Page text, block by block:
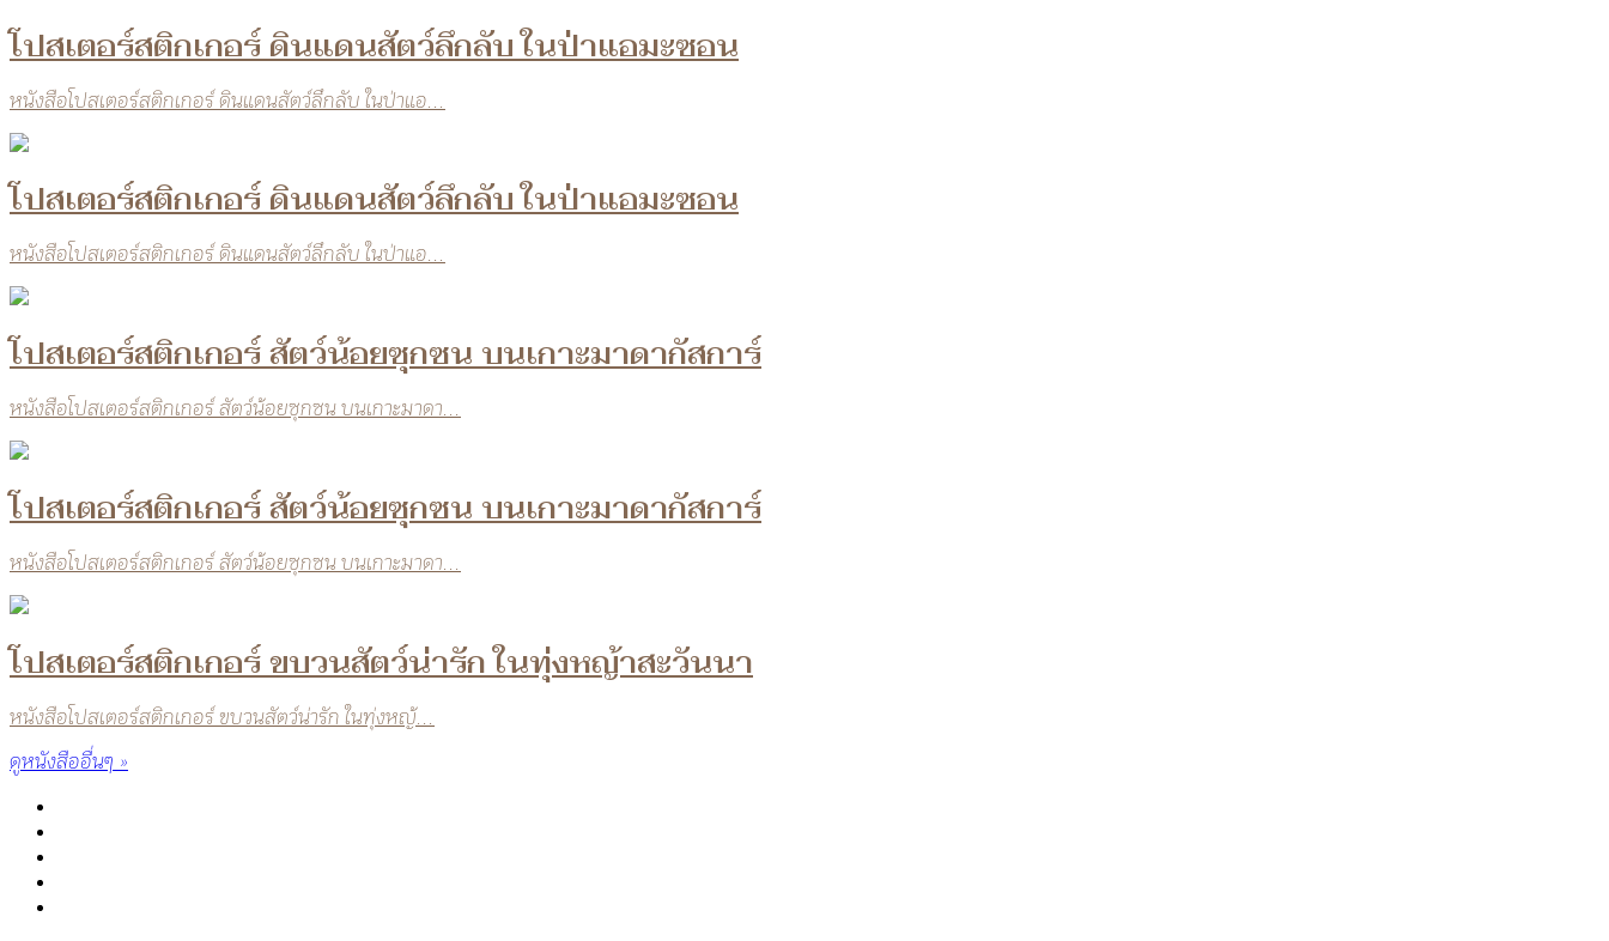
โปสเตอร์สติกเกอร์ ดินแดนสัตว์ลึกลับ ในป่าแอมะซอน
หนังสือโปสเตอร์สติกเกอร์ ดินแดนสัตว์ลึกลับ ในป่าแอ...
โปสเตอร์สติกเกอร์ ดินแดนสัตว์ลึกลับ ในป่าแอมะซอน
หนังสือโปสเตอร์สติกเกอร์ ดินแดนสัตว์ลึกลับ ในป่าแอ...
โปสเตอร์สติกเกอร์ สัตว์น้อยซุกซน บนเกาะมาดากัสการ์
หนังสือโปสเตอร์สติกเกอร์ สัตว์น้อยซุกซน บนเกาะมาดา...
โปสเตอร์สติกเกอร์ สัตว์น้อยซุกซน บนเกาะมาดากัสการ์
หนังสือโปสเตอร์สติกเกอร์ สัตว์น้อยซุกซน บนเกาะมาดา...
โปสเตอร์สติกเกอร์ ขบวนสัตว์น่ารัก ในทุ่งหญ้าสะวันนา
หนังสือโปสเตอร์สติกเกอร์ ขบวนสัตว์น่ารัก ในทุ่งหญ้...
ดูหนังสืออื่นๆ »